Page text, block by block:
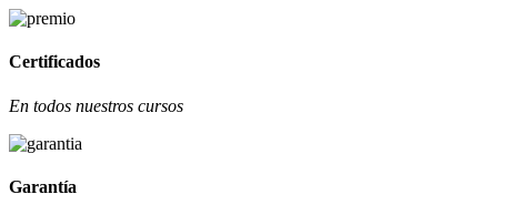
Certificados
En todos nuestros cursos
Garantía